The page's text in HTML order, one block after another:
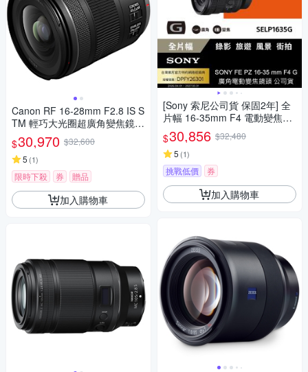
Canon RF 16-28mm F2.8 IS S
TM 輕巧大光圈超廣角變焦鏡頭
公司貨
$30,970 $32,600
5 (1)
限時下殺 券 贈品
加入購物車
[Sony 索尼公司貨 保固2年] 全
片幅 16-35mm F4 電動變焦G
鏡頭 SELP1635G
$30,856 $32,480
5 (1)
挑戰低價 券
加入購物車